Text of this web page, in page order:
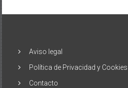
Aviso legal
Política de Privacidad y Cookies
Contacto